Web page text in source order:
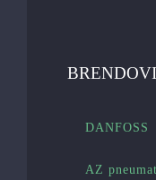
DANFOSS
AZ